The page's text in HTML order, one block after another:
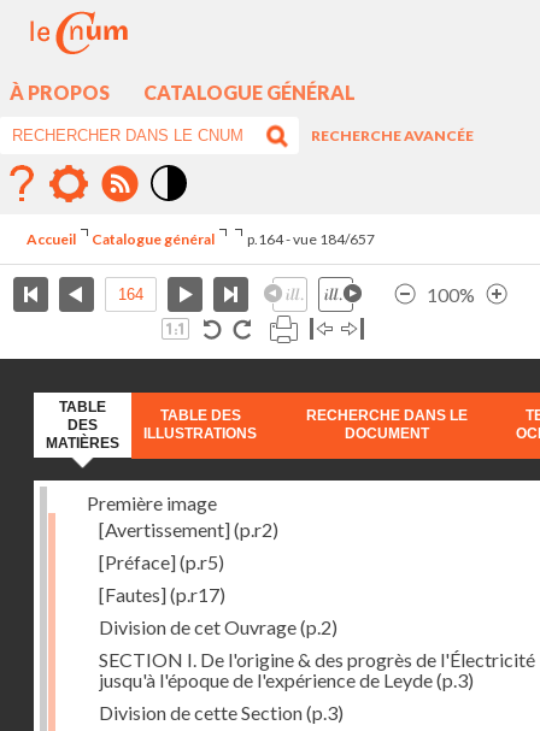
À PROPOS CATALOGUE GÉNÉRAL
RECHERCHE AVANCÉE
élévé
Accueil Catalogue général p.164 - vue 184/657
100%
TABLE
DES
MATIÈRES
TABLE DES
ILLUSTRATIONS
RECHERCHE DANS LE
DOCUMENT
Première image
[Avertissement](p.r2)
[Préface](p.r5)
[Fautes](p.r17)
Division de cet Ouvrage(p.2)
SECTION I. De l'origine & des progrès de l'Électricité
jusqu'à l'époque de l'expérience de Leyde(p.3)
Division de cette Section(p.3)